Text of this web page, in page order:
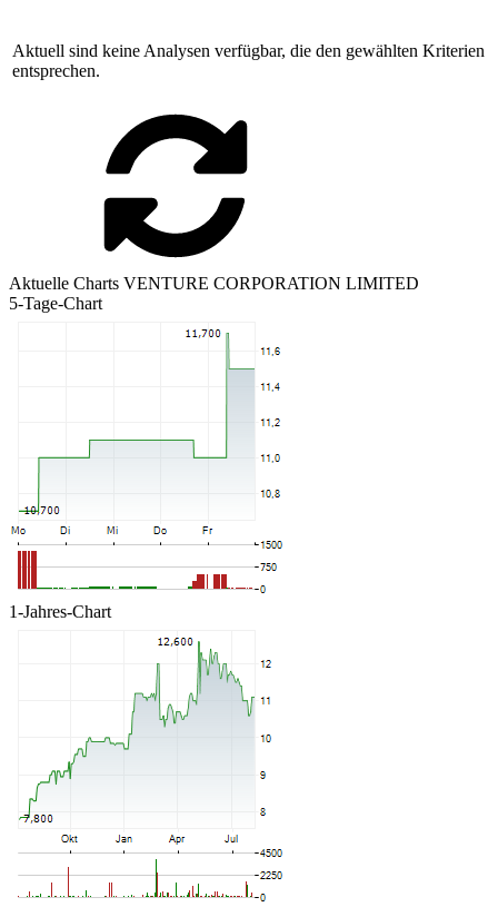
Aktuell sind keine Analysen verfügbar, die den gewählten Kriterien
entsprechen.
Aktuelle Charts VENTURE CORPORATION LIMITED
5-Tage-Chart
1-Jahres-Chart